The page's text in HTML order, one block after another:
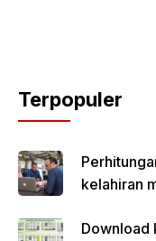
Terpopuler
kelahiran
Download